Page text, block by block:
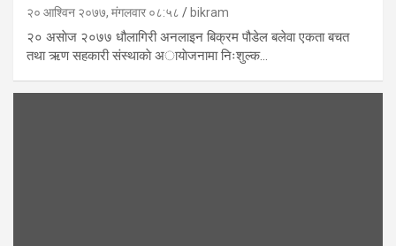
२० आश्विन २०७७, मंगलवार ०८:५८ bikram
२० असाेज २०७७ धौलागिरी अनलाइन बिक्रम पौडेल बलेवा एकता बचत
तथा ऋण सहकारी स‍ंस्थाकाे अायाेजनामा निःशुल्क…